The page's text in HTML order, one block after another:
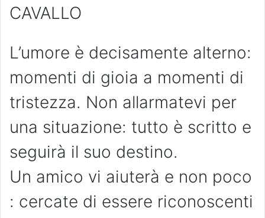
CAVALLO
L’umore è decisamente alterno:
momenti di gioia a momenti di
tristezza. Non allarmatevi per
una situazione: tutto è scritto e
seguirà il suo destino.
Un amico vi aiuterà e non poco
: cercate di essere riconoscenti